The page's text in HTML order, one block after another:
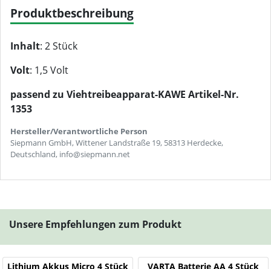
Produktbeschreibung
Inhalt: 2 Stück
Volt: 1,5 Volt
passend zu Viehtreibeapparat-KAWE Artikel-Nr.
1353
Hersteller/Verantwortliche Person
Siepmann GmbH, Wittener Landstraße 19, 58313 Herdecke,
Deutschland, info@siepmann.net
Unsere Empfehlungen zum Produkt
Lithium Akkus Micro 4 Stück VARTA Batterie AA 4 Stück